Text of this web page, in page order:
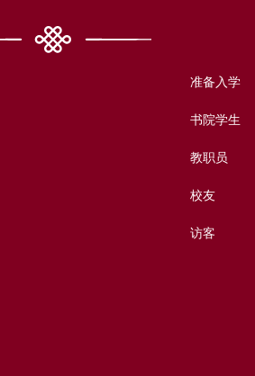
准备入学
书院学生
教职员
校友
访客